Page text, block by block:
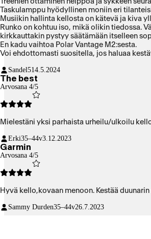
Taskulamppu hyödyllinen moniin eri
Musiikin hallinta kellosta on kätevä ja kiva
Runko on kohtuu iso, mikä olikin tiedossa. Välillä ehkä
kirkkauttakin pystyy säätämään itselleen
En kadu vaihtoa Polar Vantage M2:sesta.
Voi ehdottomasti suositella, jos haluaa
Sandel514.5.2024
The best
Arvosana 4/5
Mielestäni yksi parhaista urheilu/ulkoilu
Erki35–44v3.12.2023
Garmin
Arvosana 4/5
Hyvä kello,kovaan menoon. Kestää
Sammy Durden35–44v26.7.2023